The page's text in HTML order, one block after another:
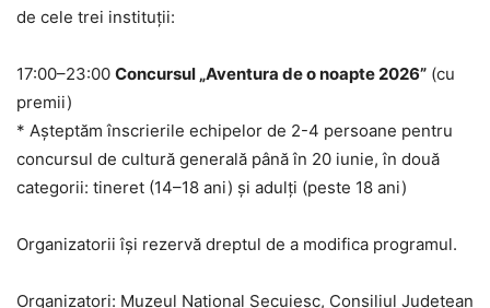
de cele trei instituții:
17:00–23:00 Concursul „Aventura de o noapte 2026” (cu
premii)
* Așteptăm înscrierile echipelor de 2-4 persoane pentru
concursul de cultură generală până în 20 iunie, în două
categorii: tineret (14–18 ani) și adulți (peste 18 ani)​
Organizatorii își rezervă dreptul de a modifica programul.
Organizatori: Muzeul Național Secuiesc, Consiliul Județean